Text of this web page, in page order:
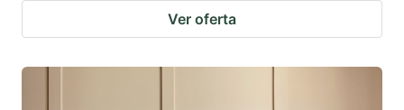
Ver oferta